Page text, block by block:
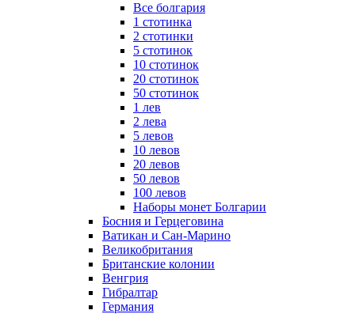
Все болгария
1 стотинка
2 стотинки
5 стотинок
10 стотинок
20 стотинок
50 стотинок
1 лев
2 лева
5 левов
10 левов
20 левов
50 левов
100 левов
Наборы монет Болгарии
Босния и Герцеговина
Ватикан и Сан-Марино
Великобритания
Британские колонии
Венгрия
Гибралтар
Германия